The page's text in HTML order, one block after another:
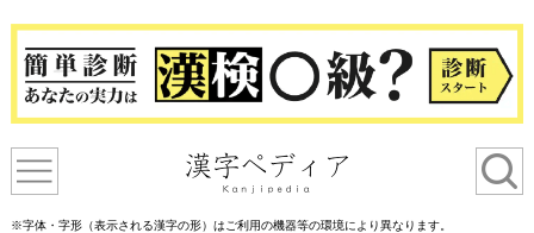
※字体・字形（表示される漢字の形）はご利用の機器等の環境により異なります。